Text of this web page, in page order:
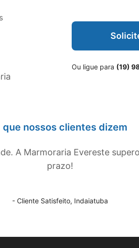
Ou ligue para (19)
que nossos clientes dizem
A Marmoraria Evereste
prazo!
- Cliente Satisfeito, Indaiatuba